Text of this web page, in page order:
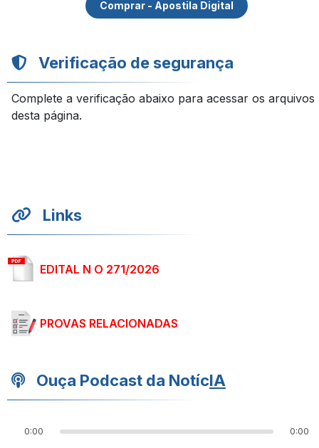
Comprar - Apostila Digital
Verificação de segurança
Complete a verificação abaixo para acessar os arquivos
desta página.
Links
EDITAL N O 271/2026
PROVAS RELACIONADAS
Ouça Podcast da NotícIA
0:00 0:00